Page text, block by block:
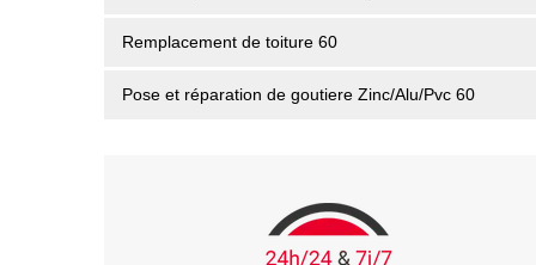
Remplacement de toiture 60
Pose et réparation de goutiere Zinc/Alu/Pvc 60